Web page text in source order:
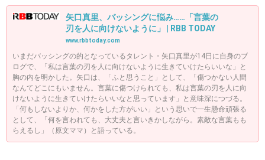
矢口真里、バッシングに悩み……「言葉の
刃を人に向けないように」 | RBB TODAY
www.rbbtoday.com
いまだバッシングの的となっているタレント・矢口真里が14日に自身のブ
ログで、「私は言葉の刃を人に向けないように生きていけたらいいな」と
胸の内を明かした。矢口は、「ふと思うこと」として、「傷つかない人間
なんてどこにもいません。言葉に傷つけられても、私は言葉の刃を人に向
けないように生きていけたらいいなと思っています」と意味深につづる。
「何もしないよりか、何かをした方がいい」という思いで一生懸命頑張る
として、「何を言われても、大丈夫と言いきかしながら。素敵な言葉もも
らえるし」（原文ママ）と語っている。